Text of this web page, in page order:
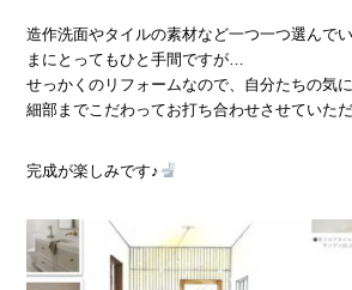
造作洗面やタイルの素材など一つ一つ選んで
まにとってもひと手間ですが…
せっかくのリフォームなので、自分たちの気
細部までこだわってお打ち合わせさせていた
完成が楽しみです♪